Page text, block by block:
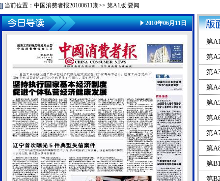
当前位置： 中国消费者报20100611期>> 第A1版:要闻
2010年06月11日
第
第
第
第
第
第
第
第
第
第